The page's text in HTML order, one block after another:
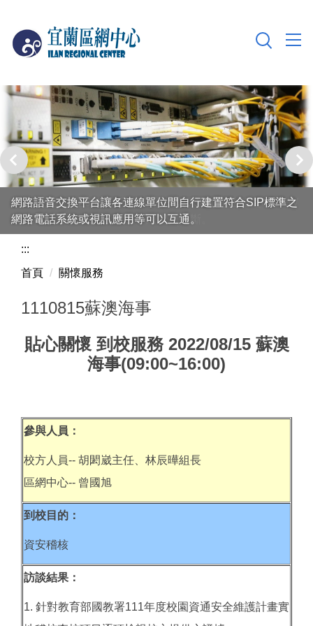
主
容
本中心擁有2座60KVA不斷電系統與500加侖油箱之600KW
發電機，可確保網路連線不因電力中斷。
網路語音交換平台讓各連線單位間自行建置符合SIP標準之
網路電話系統或視訊應用等可以互通。
:::
首頁
關懷服務
1110815蘇澳海事
貼心關懷 到校服務 2022/08/15 蘇澳
海事(09:00~16:00)
參與人員：
校方人員-- 胡閎崴主任、林辰曄組長
區網中心-- 曾國旭
到校目的：
資安稽核
訪談結果：
1. 針對教育部國教署111年度校園資通安全維護計畫實